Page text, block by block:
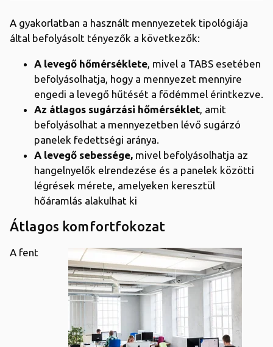
A gyakorlatban a használt mennyezetek tipológiája
által befolyásolt tényezők a következők:
A levegő hőmérséklete , mivel a TABS esetében
befolyásolhatja, hogy a mennyezet mennyire
engedi a levegő hűtését a födémmel érintkezve.
Az átlagos sugárzási hőmérséklet , amit
befolyásolhat a mennyezetben lévő sugárzó
panelek fedettségi aránya.
A levegő sebessége, mivel befolyásolhatja az
hangelnyelők elrendezése és a panelek közötti
légrések mérete, amelyeken keresztül
hőáramlás alakulhat ki
Átlagos komfortfokozat
A fent